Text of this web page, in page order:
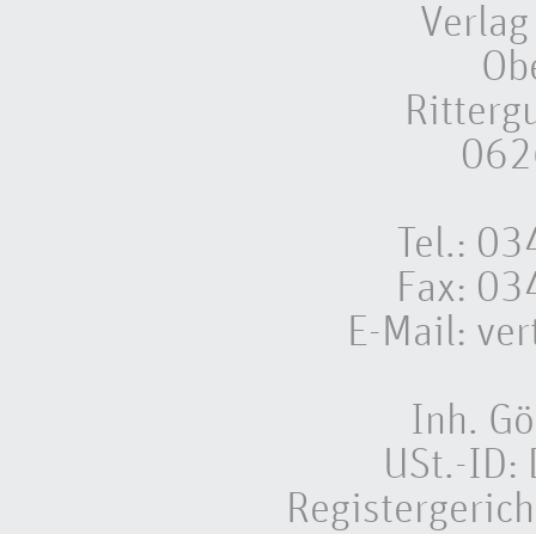
Tel.:
Fax:
E-Mail:
Inh.
USt.-